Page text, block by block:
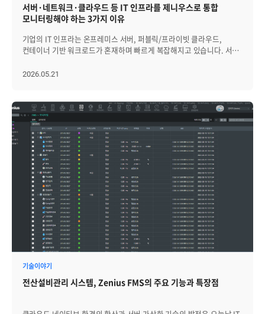
서버·네트워크·클라우드 등 IT 인프라를 제니우스로 통합
모니터링해야 하는 3가지 이유
기업의 IT 인프라는 온프레미스 서버, 퍼블릭/프라이빗 클라우드,
컨테이너 기반 워크로드가 혼재하며 빠르게 복잡해지고 있습니다. 서버
환경설비까지, 관리해야 할 자원의 종류와 데이터의 양이 함께 늘어나는
애플리케이션 응답 시간이 서로 다른 콘솔에 흩어져 있으면, 운영자는
장애가 발생할 때마다 데이터를 직접 짜 맞추며 원인을 추적해야 합니다.
그만큼 다운타임(Down Time)도 길어집니다. 분산된 인프라를 일관된
정책으로 묶고, 데이터에 기반해 즉각 판단할 수 있는 통합 관제 체계가
필요한 이유입니다. 브레인즈컴퍼니의 Zenius EMS는 이러한 흐름
속에서 Observability 기반의 통합 관리 아키텍처를 바탕으로 이기종 IT
인프라 전반의 가시성을 확보하고, AI 기반 분석을 통해 운영자가
선제적으로 대응할 수 있는 환경을 제공합니다. 단순히 자원의 상태를
보여주는 모니터링을 넘어 실무적인 해결책으로 이어지는 Zenius의
통합 모니터링 강점 3가지를 살펴보겠습니다. 1. 이기종 인프라를 단일
플랫폼으로 묶는 '통합 가시성' 서버·네트워크·DBMS·WAS·클라우드
자원은 서로 다른 제조사와 기술 스택을 기반으로 하기 때문에, 자원별
전용 도구를 따로 운영하면 필연적으로 데이터 사일로(Silo) 가
발생합니다. Zenius EMS는 Framework 기반의 단일 플랫폼 위에서
이기종 자원을 통합 관리하도록 설계되어, 자원 간 경계를 허물고 전
플랫폼 기반 통합 관리: 서버(SMS), 애플리케이션(APM), 데이터베이스
안에서 운영합니다. 운영자는 여러 콘솔을 오가지 않고도 인프라 전체의
2026.05.21
기술이야기
전산설비관리 시스템, Zenius FMS의 주요 기능과 특장점